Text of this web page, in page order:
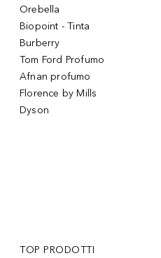
Orebella
Biopoint - Tinta
Burberry
Tom Ford Profumo
Afnan profumo
Florence by Mills
Dyson
TOP PRODOTTI